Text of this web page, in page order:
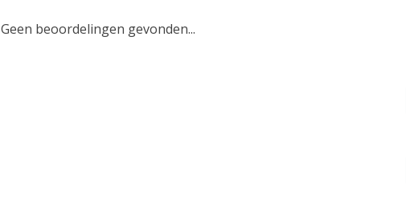
Geen beoordelingen gevonden...